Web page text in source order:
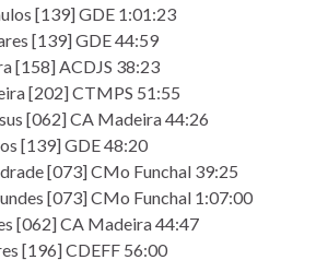
[139] GDE 1:01:23
[139] GDE 44:59
[158] ACDJS 38:23
[202] CTMPS 51:55
[062] CA Madeira 44:26
[139] GDE 48:20
[073] CMo Funchal 39:25
[073] CMo Funchal 1:07:00
[062] CA Madeira 44:47
[196] CDEFF 56:00